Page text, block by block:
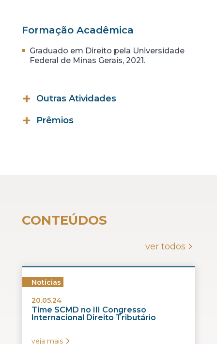
Formação Acadêmica
Graduado em Direito pela Universidade
Federal de Minas Gerais, 2021.
Outras Atividades
• Monitor de Direito Processual Penal I
Prêmios
CONTEÚDOS
ver todos
Notícias
20.05.24
Time SCMD no III Congresso
Internacional Direito Tributário
veja mais